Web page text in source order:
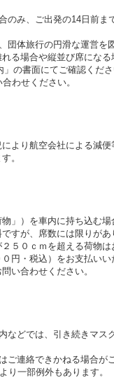
み、ご出発の14日前ま
団体旅行の円滑な運営を
る場合や縦並び席になる
の書面にてご確認くださ
わせください。
より航空会社による減
。
」）を車内に持ち込む
すが、席数には限りがあ
５０ｃｍを超える荷物
円・税込）をお支払い
い合わせください。
などでは、引き続きマス
連絡できかねる場合が
り一部例外もあります。